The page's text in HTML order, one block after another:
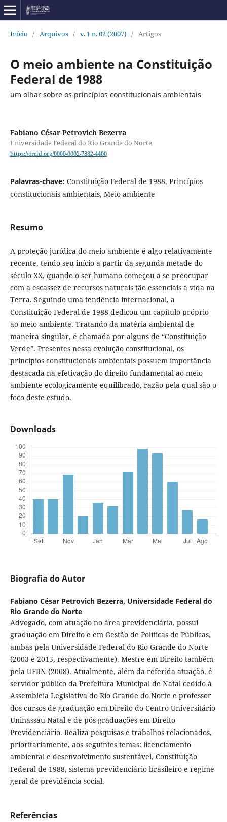
Início / Arquivos / v. 1 n. 02 (2007) / Artigos
O meio ambiente na Constituição
Federal de 1988
um olhar sobre os princípios constitucionais ambientais
Fabiano César Petrovich Bezerra
Universidade Federal do Rio Grande do Norte
https://orcid.org/0000-0002-7882-4400
Palavras-chave: Constituição Federal de 1988, Princípios
constitucionais ambientais, Meio ambiente
Resumo
A proteção jurídica do meio ambiente é algo relativamente
recente, tendo seu início a partir da segunda metade do
século XX, quando o ser humano começou a se preocupar
com a escassez de recursos naturais tão essenciais à vida na
Terra. Seguindo uma tendência internacional, a
Constituição Federal de 1988 dedicou um capítulo próprio
ao meio ambiente. Tratando da matéria ambiental de
maneira singular, é chamada por alguns de “Constituição
Verde”. Presentes nessa evolução constitucional, os
princípios constitucionais ambientais possuem importância
destacada na efetivação do direito fundamental ao meio
ambiente ecologicamente equilibrado, razão pela qual são o
foco deste estudo.
Downloads
Biografia do Autor
Fabiano César Petrovich Bezerra, Universidade Federal do
Rio Grande do Norte
Advogado, com atuação no área previdenciária, possui
graduação em Direito e em Gestão de Políticas de Públicas,
ambas pela Universidade Federal do Rio Grande do Norte
(2003 e 2015, respectivamente). Mestre em Direito também
pela UFRN (2008). Atualmente, além da referida atuação, é
servidor público da Prefeitura Municipal de Natal cedido à
Assembleia Legislativa do Rio Grande do Norte e professor
dos cursos de graduação em Direito do Centro Universitário
Uninassau Natal e de pós-graduações em Direito
Previdenciário. Realiza pesquisas e trabalhos relacionados,
prioritariamente, aos seguintes temas: licenciamento
ambiental e desenvolvimento sustentável, Constituição
Federal de 1988, sistema previdenciário brasileiro e regime
geral de previdência social.
Referências